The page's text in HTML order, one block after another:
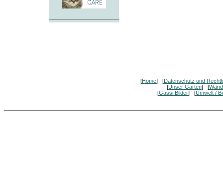
[Home] [Datenschutz und
[Unser Garten] [
[Gassi Bilder] [Umwelt /